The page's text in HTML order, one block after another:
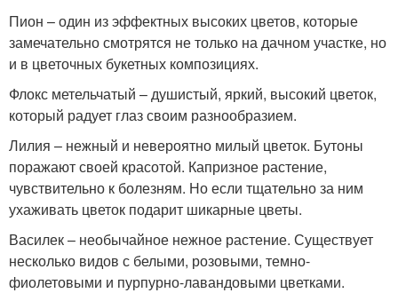
Пион – один из эффектных высоких цветов, которые
замечательно смотрятся не только на дачном участке, но
и в цветочных букетных композициях.
Флокс метельчатый – душистый, яркий, высокий цветок,
который радует глаз своим разнообразием.
Лилия – нежный и невероятно милый цветок. Бутоны
поражают своей красотой. Капризное растение,
чувствительно к болезням. Но если тщательно за ним
ухаживать цветок подарит шикарные цветы.
Василек – необычайное нежное растение. Существует
несколько видов с белыми, розовыми, темно-
фиолетовыми и пурпурно-лавандовыми цветками.